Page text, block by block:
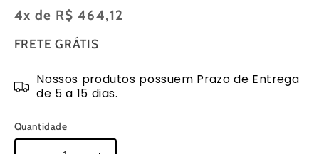
normal
4x de R$ 464,12
FRETE GRÁTIS
Nossos produtos possuem Prazo de Entrega
de 5 a 15 dias.
Quantidade